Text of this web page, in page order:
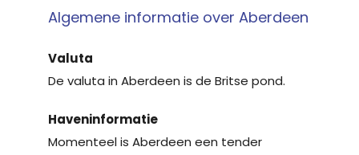
Algemene informatie over Aberdeen
Valuta
De valuta in Aberdeen is de Britse pond.
Haveninformatie
Momenteel is Aberdeen een tender